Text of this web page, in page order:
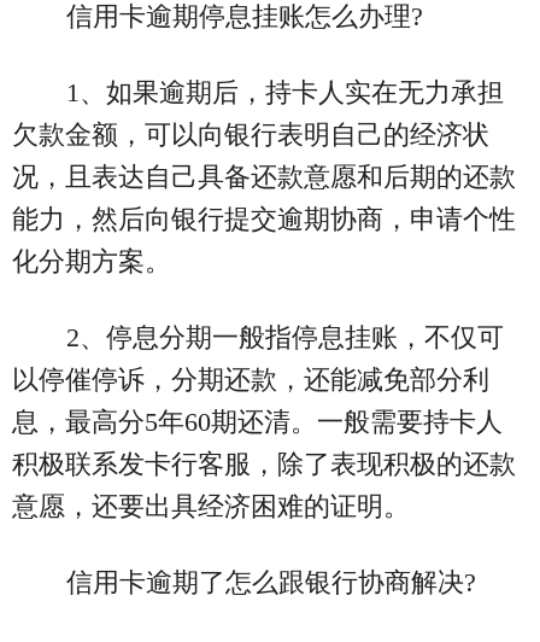
信用卡逾期停息挂账怎么办理?
1、如果逾期后，持卡人实在无力承担
欠款金额，可以向银行表明自己的经济状
况，且表达自己具备还款意愿和后期的还款
能力，然后向银行提交逾期协商，申请个性
化分期方案。
2、停息分期一般指停息挂账，不仅可
以停催停诉，分期还款，还能减免部分利
息，最高分5年60期还清。一般需要持卡人
积极联系发卡行客服，除了表现积极的还款
意愿，还要出具经济困难的证明。
信用卡逾期了怎么跟银行协商解决?